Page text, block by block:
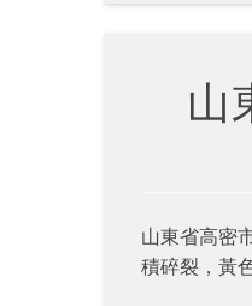
山
山東省高密
積碎裂，黃